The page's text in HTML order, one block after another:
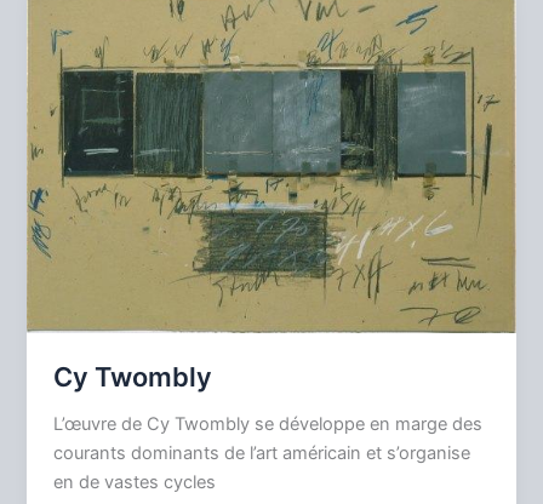
Cy Twombly
L’œuvre de Cy Twombly se développe en marge des
courants dominants de l’art américain et s’organise
en de vastes cycles